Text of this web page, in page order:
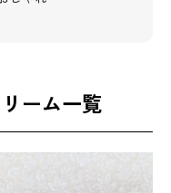
ーム一覧